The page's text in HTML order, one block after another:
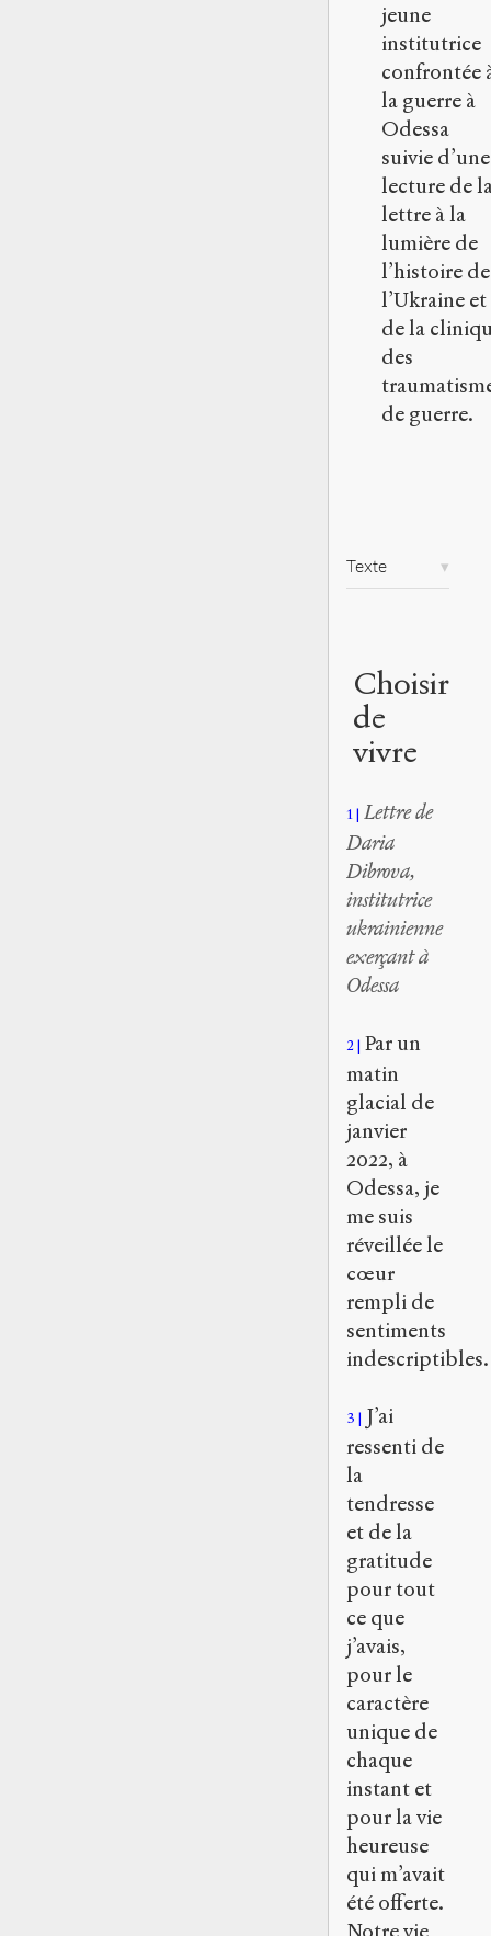
jeune
institutrice
confrontée
la guerre à
Odessa
suivie d’une
lecture de
lettre à la
lumière de
l’histoire de
l’Ukraine et
de la
des
de guerre.
Texte
Choisir
de
vivre
1 Lettre de
Daria
Dibrova,
institutrice
ukrainienne
exerçant à
Odessa
2 Par un
matin
glacial de
janvier
2022, à
Odessa, je
me suis
réveillée le
cœur
rempli de
sentiments
indescriptibles.
3
J’ai
ressenti de
la
tendresse
et de la
gratitude
pour tout
ce que
j’avais,
pour le
caractère
unique de
chaque
instant et
pour la vie
heureuse
qui m’avait
été offerte.
Notre vie